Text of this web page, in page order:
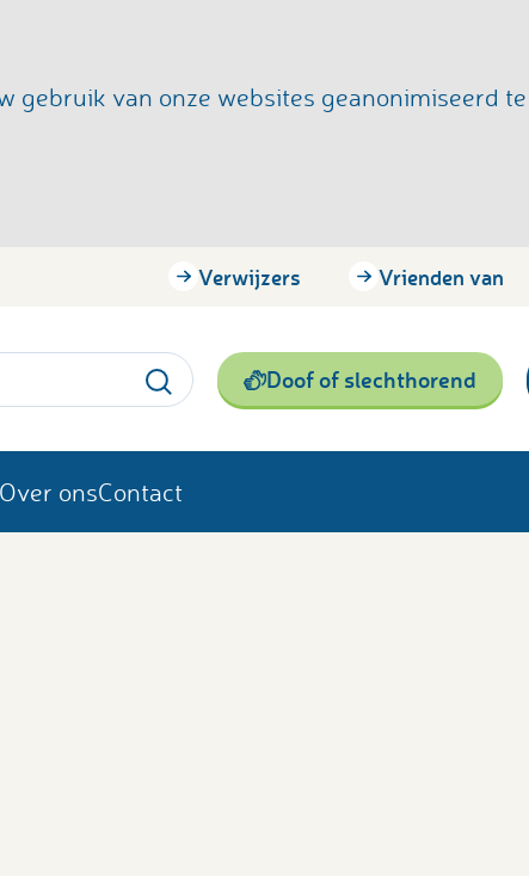
gebruik van onze websites geanonimiseerd
Verwijzers Vrienden van
Doof of slechthorend
Over onsContact